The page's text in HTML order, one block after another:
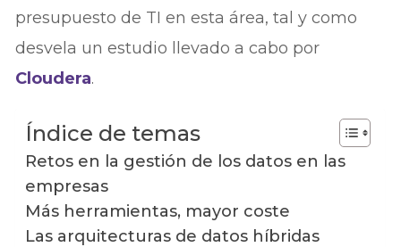
presupuesto de TI en esta área, tal y como
desvela un estudio llevado a cabo por
Cloudera.
Índice de temas
Retos en la gestión de los datos en las
empresas
Más herramientas, mayor coste
Las arquitecturas de datos híbridas